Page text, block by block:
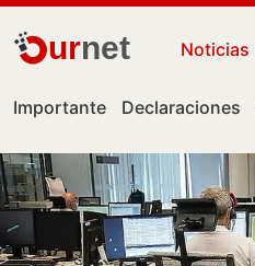
urnet Noticias
Importante Declaraciones